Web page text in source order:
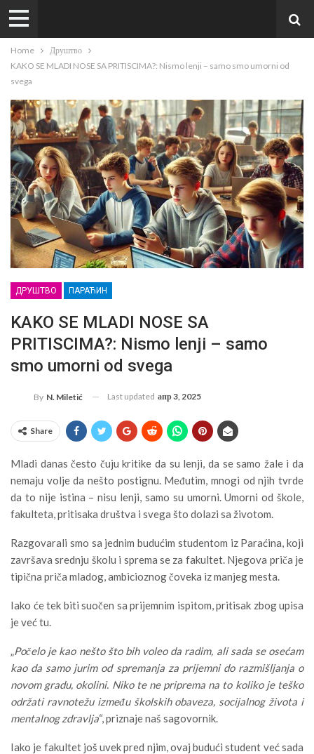
Home
Друштво
KAKO SE MLADI NOSE SA PRITISCIMA?: Nismo lenji – samo smo umorni od
svega
ДРУШТВО ПАРАЋИН
KAKO SE MLADI NOSE SA
PRITISCIMA?: Nismo lenji – samo
smo umorni od svega
By N. Miletić Last updated апр 3, 2025
Share
Mladi danas često čuju kritike da su lenji, da se samo žale i da
nemaju volje da nešto postignu. Međutim, mnogi od njih tvrde
da to nije istina – nisu lenji, samo su umorni. Umorni od škole,
fakulteta, pritisaka društva i svega što dolazi sa životom.
Razgovarali smo sa jednim budućim studentom iz Paraćina, koji
završava srednju školu i sprema se za fakultet. Njegova priča je
tipična priča mladog, ambicioznog čoveka iz manjeg mesta.
Iako će tek biti suočen sa prijemnim ispitom, pritisak zbog upisa
je već tu.
„Počelo je kao nešto što bih voleo da radim, ali sada se osećam
kao da samo jurim od spremanja za prijemni do razmišljanja o
novom gradu, okolini. Niko te ne priprema na to koliko je teško
održati ravnotežu između školskih obaveza, socijalnog života i
mentalnog zdravlja“, priznaje naš sagovornik.
Iako je fakultet još uvek pred njim, ovaj budući student već sada